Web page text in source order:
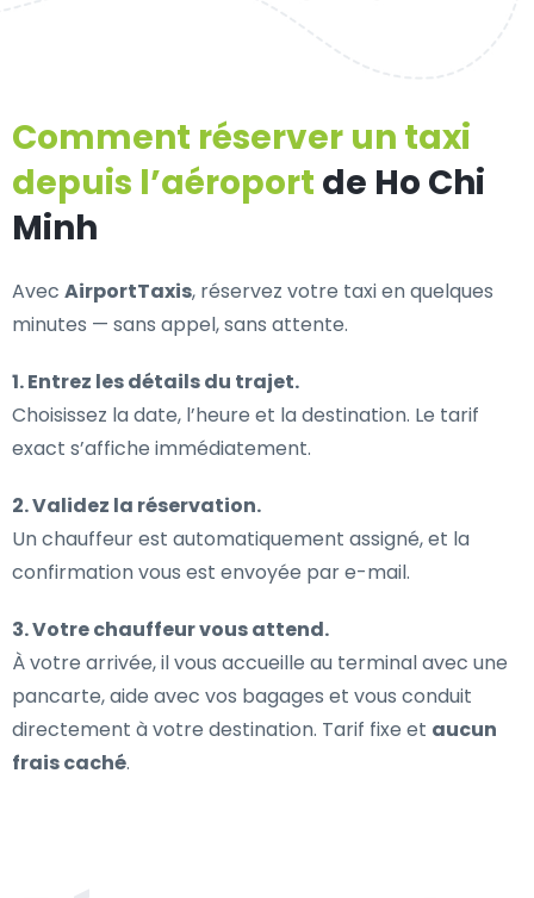
Comment réserver un taxi
depuis l’aéroport de Ho Chi
Minh
Avec AirportTaxis, réservez votre taxi en quelques
minutes — sans appel, sans attente.
1. Entrez les détails du trajet.
Choisissez la date, l’heure et la destination. Le tarif
exact s’affiche immédiatement.
2. Validez la réservation.
Un chauffeur est automatiquement assigné, et la
confirmation vous est envoyée par e-mail.
3. Votre chauffeur vous attend.
À votre arrivée, il vous accueille au terminal avec une
pancarte, aide avec vos bagages et vous conduit
directement à votre destination. Tarif fixe et aucun
frais caché.